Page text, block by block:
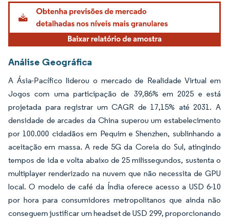
Análise Geográfica
A Ásia-Pacífico liderou o mercado de Realidade Virtual em
Jogos com uma participação de 39,86% em 2025 e está
projetada para registrar um CAGR de 17,15% até 2031. A
densidade de arcades da China superou um estabelecimento
por 100.000 cidadãos em Pequim e Shenzhen, sublinhando a
aceitação em massa. A rede 5G da Coreia do Sul, atingindo
tempos de ida e volta abaixo de 25 milissegundos, sustenta o
multiplayer renderizado na nuvem que não necessita de GPU
local. O modelo de café da Índia oferece acesso a USD 6-10
por hora para consumidores metropolitanos que ainda não
conseguem justificar um headset de USD 299, proporcionando